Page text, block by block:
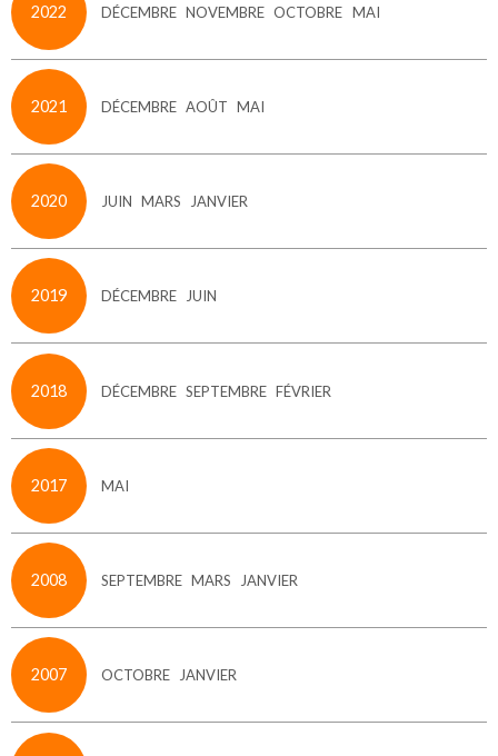
2022 DÉCEMBRE NOVEMBRE OCTOBRE MAI
2021 DÉCEMBRE AOÛT MAI
2020 JUIN MARS JANVIER
2019 DÉCEMBRE JUIN
2018 DÉCEMBRE SEPTEMBRE FÉVRIER
2017 MAI
2008 SEPTEMBRE MARS JANVIER
2007 OCTOBRE JANVIER